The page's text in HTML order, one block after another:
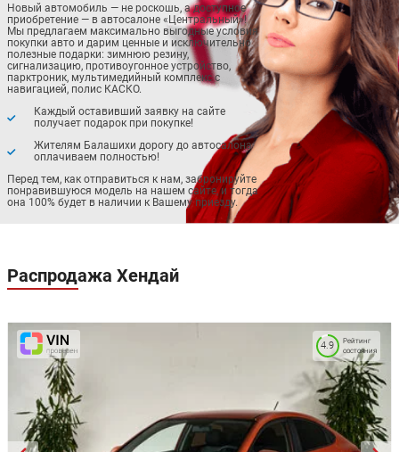
Новый автомобиль — не роскошь, а доступное
приобретение — в автосалоне «Центральный»!
Мы предлагаем максимально выгодные условия
покупки авто и дарим ценные и исключительно
полезные подарки: зимнюю резину,
сигнализацию, противоугонное устройство,
парктроник, мультимедийный комплекс с
навигацией, полис КАСКО.
Каждый оставивший заявку на сайте
получает подарок при покупке!
Жителям Балашихи дорогу до автосалона
оплачиваем полностью!
Перед тем, как отправиться к нам, забронируйте
понравившуюся модель на нашем сайте, и тогда
она 100% будет в наличии к Вашему приезду.
Распродажа Хендай
Рейтинг
состояния
4.9